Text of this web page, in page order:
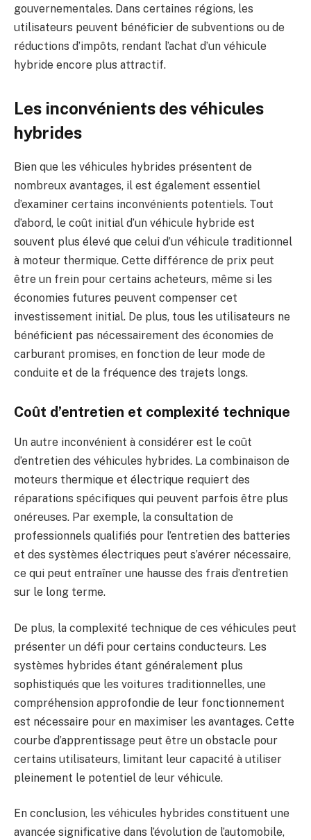
gouvernementales. Dans certaines régions, les
utilisateurs peuvent bénéficier de subventions ou de
réductions d’impôts, rendant l’achat d’un véhicule
hybride encore plus attractif.
Les inconvénients des véhicules
hybrides
Bien que les véhicules hybrides présentent de
nombreux avantages, il est également essentiel
d’examiner certains inconvénients potentiels. Tout
d’abord, le coût initial d’un véhicule hybride est
souvent plus élevé que celui d’un véhicule traditionnel
à moteur thermique. Cette différence de prix peut
être un frein pour certains acheteurs, même si les
économies futures peuvent compenser cet
investissement initial. De plus, tous les utilisateurs ne
bénéficient pas nécessairement des économies de
carburant promises, en fonction de leur mode de
conduite et de la fréquence des trajets longs.
Coût d’entretien et complexité technique
Un autre inconvénient à considérer est le coût
d’entretien des véhicules hybrides. La combinaison de
moteurs thermique et électrique requiert des
réparations spécifiques qui peuvent parfois être plus
onéreuses. Par exemple, la consultation de
professionnels qualifiés pour l’entretien des batteries
et des systèmes électriques peut s’avérer nécessaire,
ce qui peut entraîner une hausse des frais d’entretien
sur le long terme.
De plus, la complexité technique de ces véhicules peut
présenter un défi pour certains conducteurs. Les
systèmes hybrides étant généralement plus
sophistiqués que les voitures traditionnelles, une
compréhension approfondie de leur fonctionnement
est nécessaire pour en maximiser les avantages. Cette
courbe d’apprentissage peut être un obstacle pour
certains utilisateurs, limitant leur capacité à utiliser
pleinement le potentiel de leur véhicule.
En conclusion, les véhicules hybrides constituent une
avancée significative dans l’évolution de l’automobile,